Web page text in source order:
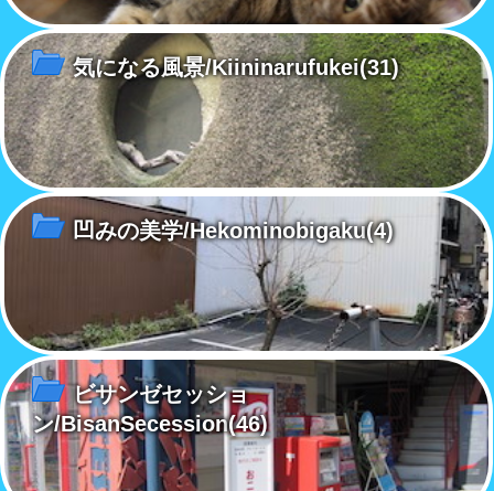
気になる風景/Kiininarufukei(31)
凹みの美学/Hekominobigaku(4)
ビサンゼセッショ
ン/BisanSecession(46)